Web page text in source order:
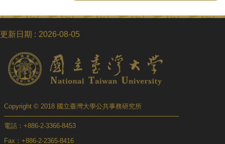
更新日期 2026-08-05
Copyright © 2018 國立臺灣大學公共事務研究所
電話：+886-2-3366-8453
Fax：+886-2-2365-8416